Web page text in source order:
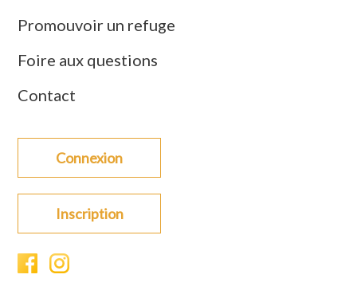
Promouvoir un refuge
Foire aux questions
Contact
Connexion
Inscription